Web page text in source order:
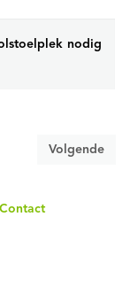
nodig
Volgende
Contact